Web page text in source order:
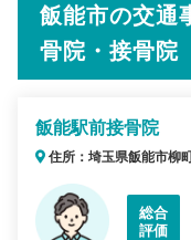
飯能市の交通
骨院・接骨院
飯能駅前接骨院
住所：埼玉県飯能市
総合
評価